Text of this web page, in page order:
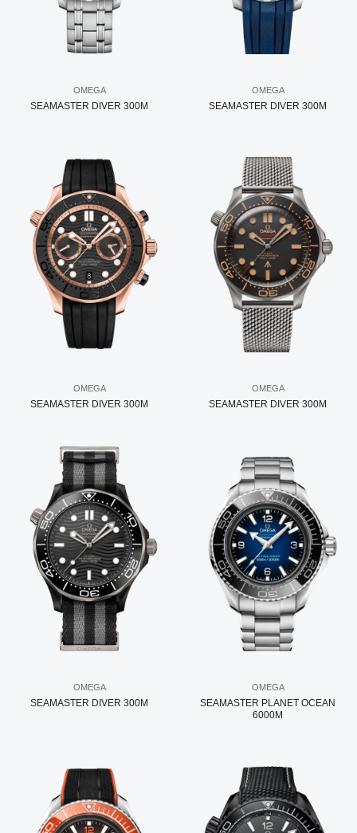
OMEGA
SEAMASTER DIVER 300M
OMEGA
SEAMASTER DIVER 300M
OMEGA
SEAMASTER DIVER 300M
OMEGA
SEAMASTER DIVER 300M
OMEGA
SEAMASTER DIVER 300M
OMEGA
SEAMASTER PLANET OCEAN
6000M